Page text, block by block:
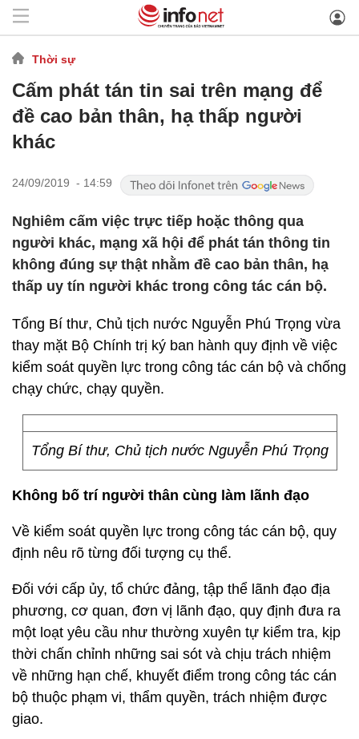
Thời sự
Cấm phát tán tin sai trên mạng để
đề cao bản thân, hạ thấp người
khác
24/09/2019 - 14:59
Nghiêm cấm việc trực tiếp hoặc thông qua
người khác, mạng xã hội để phát tán thông tin
không đúng sự thật nhằm đề cao bản thân, hạ
thấp uy tín người khác trong công tác cán bộ.
Tổng Bí thư, Chủ tịch nước Nguyễn Phú Trọng vừa
thay mặt Bộ Chính trị ký ban hành quy định về việc
kiểm soát quyền lực trong công tác cán bộ và chống
chạy chức, chạy quyền.
Tổng Bí thư, Chủ tịch nước Nguyễn Phú Trọng
Không bố trí người thân cùng làm lãnh đạo
Về kiểm soát quyền lực trong công tác cán bộ, quy
định nêu rõ từng đối tượng cụ thể.
Đối với cấp ủy, tổ chức đảng, tập thể lãnh đạo địa
phương, cơ quan, đơn vị lãnh đạo, quy định đưa ra
một loạt yêu cầu như thường xuyên tự kiểm tra, kịp
thời chấn chỉnh những sai sót và chịu trách nhiệm
về những hạn chế, khuyết điểm trong công tác cán
bộ thuộc phạm vi, thẩm quyền, trách nhiệm được
giao.